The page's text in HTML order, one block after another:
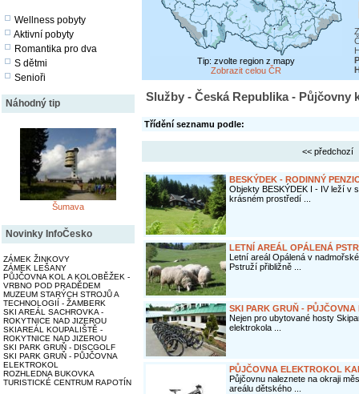
Wellness pobyty
Aktivní pobyty
Romantika pro dva
S dětmi
Senioři
Náhodný tip
Šumava
Novinky InfoČesko
ZÁMEK ŽINKOVY
ZÁMEK LEŠANY
PŮJČOVNA KOL A KOLOBĚŽEK -
VRBNO POD PRADĚDEM
MUZEUM STARÝCH STROJŮ A
TECHNOLOGIÍ - ŽAMBERK
SKI AREÁL SACHROVKA -
ROKYTNICE NAD JIZEROU
SKIAREÁL KOUPALIŠTĚ -
ROKYTNICE NAD JIZEROU
SKI PARK GRUŇ - DISCGOLF
SKI PARK GRUŇ - PŮJČOVNA
ELEKTROKOL
ROZHLEDNA BUKOVKA
TURISTICKÉ CENTRUM RAPOTÍN
Tip: zvolte region z mapy
Zobrazit celou ČR
Služby - Česká Republika - Půjčovny
Třídění seznamu podle:
<< předchozí
BESKÝDEK - RODINNÝ
Objekty BESKÝDEK I - IV leží v
krásném prostředí ...
LETNÍ AREÁL OPÁLENÁ
Letní areál Opálená v
Pstruží přibližně ...
SKI PARK GRUŇ -
Nejen pro ubytované hosty
elektrokola ...
PŮJČOVNA ELEKTROKOL
Půjčovnu naleznete na okraji
areálu dětského ...